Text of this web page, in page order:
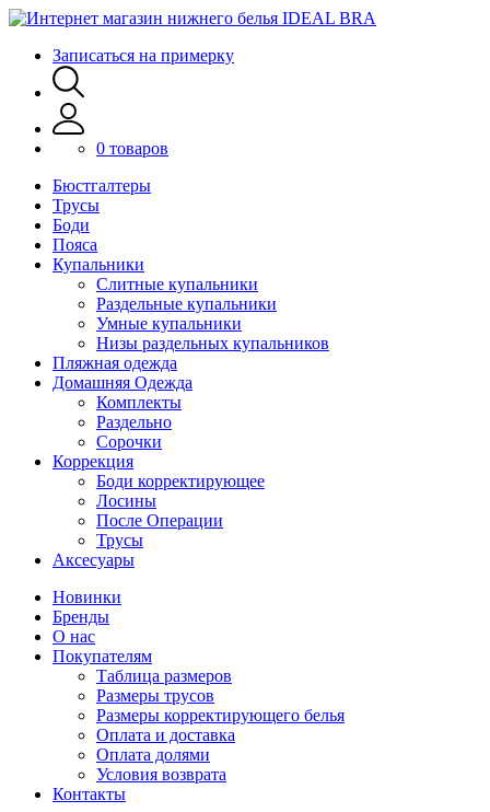
Записаться на примерку
0 товаров
Бюстгалтеры
Трусы
Боди
Пояса
Купальники
Слитные купальники
Раздельные купальники
Умные купальники
Низы раздельных купальников
Пляжная одежда
Домашняя Одежда
Комплекты
Раздельно
Сорочки
Коррекция
Боди корректирующее
Лосины
После Операции
Трусы
Аксесуары
Новинки
Бренды
О нас
Покупателям
Таблица размеров
Размеры трусов
Размеры корректирующего белья
Оплата и доставка
Оплата долями
Условия возврата
Контакты